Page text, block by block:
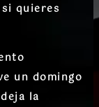
quieres
un domingo
la